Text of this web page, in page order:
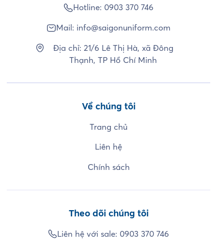
Hotline: 0903 370 746
Mail: info@saigonuniform.com
Địa chỉ: 21/6 Lê Thị Hà, xã Đông
Thạnh, TP Hồ Chí Minh
Về chúng tôi
Trang chủ
Liên hệ
Chính sách
Theo dõi chúng tôi
Liên hệ với sale: 0903 370 746